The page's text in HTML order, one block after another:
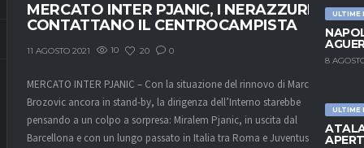
ULTIME
8
ULTIME
MERCATO INTER PJANIC, I NERAZZURRI
CONTATTANO IL CENTROCAMPISTA
11 AGOSTO 2021 10 20 0
MERCATO INTER PJANIC – Con la situazione del rinnovo di Marcelo
Brozovic ancora in stand-by, la dirigenza dell’Interno starebbe
pensando a un colpo a sorpresa: Miralem Pjanic, in uscita dal
Barcellona e con un lungo passato in Italia tra Roma e Juventus.